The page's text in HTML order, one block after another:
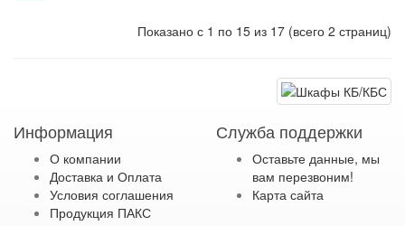
Показано с 1 по 15 из 17 (всего 2 страниц)
Информация
О компании
Доставка и Оплата
Условия соглашения
Продукция ПАКС
Служба поддержки
Оставьте данные, мы
вам перезвоним!
Карта сайта